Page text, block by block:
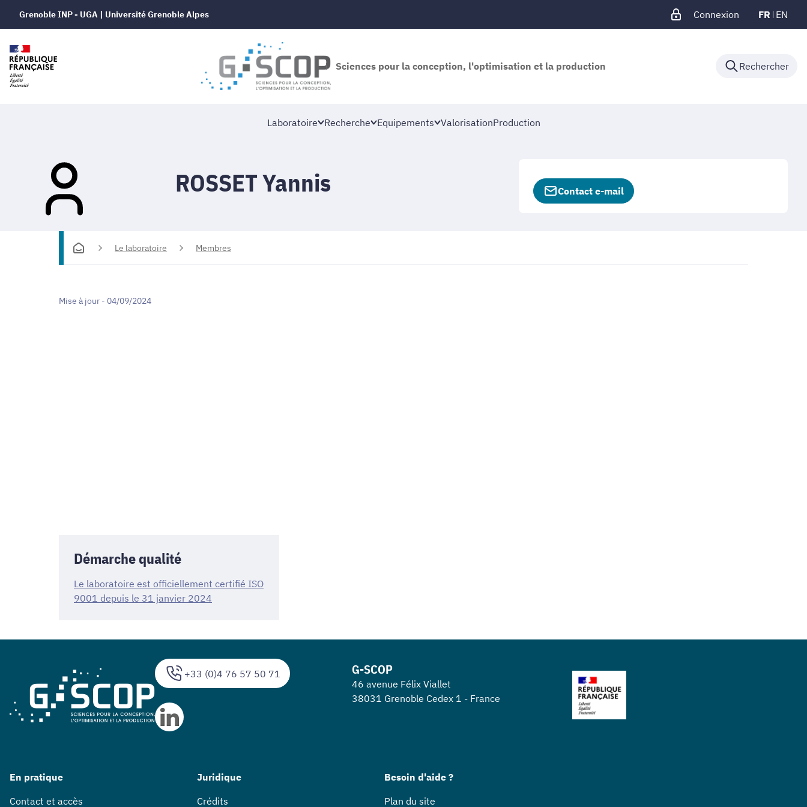
Grenoble INP - UGA | Université Grenoble Alpes Connexion FR EN
Sciences pour la conception, l'optimisation et la production Rechercher
Laboratoire Recherche Equipements ValorisationProduction
ROSSET Yannis Contact e-mail
Le laboratoire Membres
Mise à jour - 04/09/2024
Démarche qualité
Le laboratoire est officiellement certifié ISO
9001 depuis le 31 janvier 2024
+33 (0)4 76 57 50 71 G-SCOP
46 avenue Félix Viallet
38031 Grenoble Cedex 1 - France
En pratique
Contact et accès
Juridique
Crédits
Besoin d'aide ?
Plan du site